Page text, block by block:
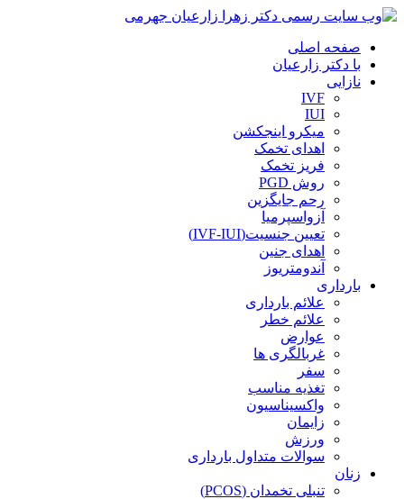
صفحه اصلی
با دکتر زارعیان
نازایی
IVF
IUI
میکرو اینجکشن
اهدای تخمک
فریز تخمک
روش PGD
رحم جایگزین
آزواسپرمیا
تعیین جنسیت(IVF-IUI)
اهدای جنین
آندومتریوز
بارداری
علائم بارداری
علائم خطر
عوارض
غربالگری ها
سفر
تغذیه مناسب
واکسیناسیون
زایمان
ورزش
سوالات متداول بارداری
زنان
تنبلی تخمدان (PCOS)